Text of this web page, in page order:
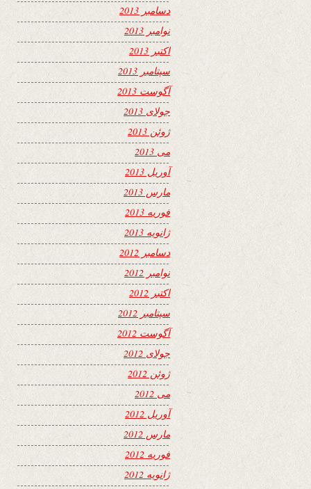
دسامبر 2013
نوامبر 2013
اکتبر 2013
سپتامبر 2013
آگوست 2013
جولای 2013
ژوئن 2013
می 2013
آوریل 2013
مارس 2013
فوریه 2013
ژانویه 2013
دسامبر 2012
نوامبر 2012
اکتبر 2012
سپتامبر 2012
آگوست 2012
جولای 2012
ژوئن 2012
می 2012
آوریل 2012
مارس 2012
فوریه 2012
ژانویه 2012